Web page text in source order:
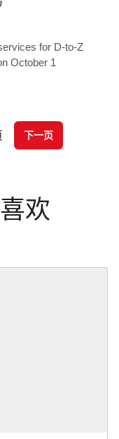
for D-to-Z
October 1
下一页
欢